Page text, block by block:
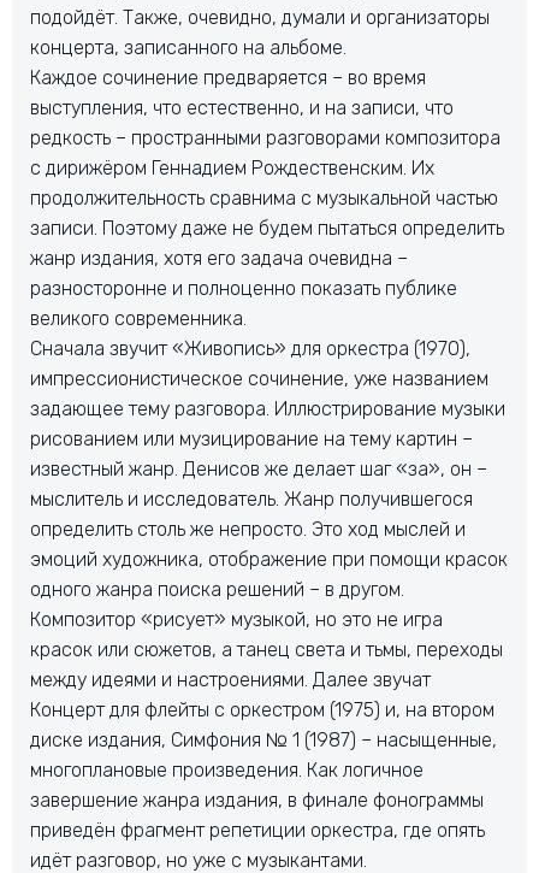
подойдёт. Также, очевидно, думали и организаторы
концерта, записанного на альбоме.
Каждое сочинение предваряется – во время
выступления, что естественно, и на записи, что
редкость – пространными разговорами композитора
с дирижёром Геннадием Рождественским. Их
продолжительность сравнима с музыкальной частью
записи. Поэтому даже не будем пытаться определить
жанр издания, хотя его задача очевидна –
разносторонне и полноценно показать публике
великого современника.
Сначала звучит «Живопись» для оркестра (1970),
импрессионистическое сочинение, уже названием
задающее тему разговора. Иллюстрирование музыки
рисованием или музицирование на тему картин –
известный жанр. Денисов же делает шаг «за», он –
мыслитель и исследователь. Жанр получившегося
определить столь же непросто. Это ход мыслей и
эмоций художника, отображение при помощи красок
одного жанра поиска решений – в другом.
Композитор «рисует» музыкой, но это не игра
красок или сюжетов, а танец света и тьмы, переходы
между идеями и настроениями. Далее звучат
Концерт для флейты с оркестром (1975) и, на втором
диске издания, Симфония № 1 (1987) – насыщенные,
многоплановые произведения. Как логичное
завершение жанра издания, в финале фонограммы
приведён фрагмент репетиции оркестра, где опять
идёт разговор, но уже с музыкантами.